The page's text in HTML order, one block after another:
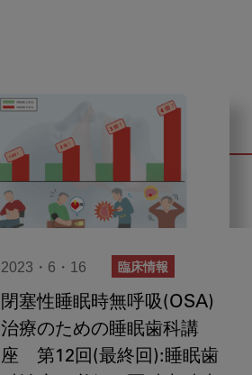
2023・6・16 臨床情報
閉塞性睡眠時無呼吸(OSA)
治療のための睡眠歯科講
座 第12回(最終回):睡眠歯